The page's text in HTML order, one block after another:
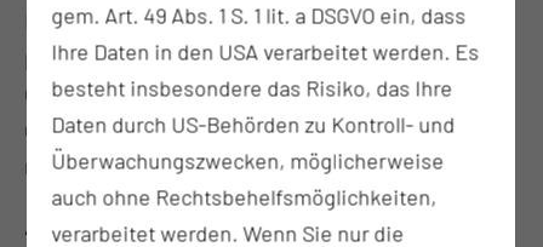
Funktion messen und kontrollieren. Als
professionelles, kardiologisches Pflegeteam
unterstützen wir diese Arbeit. Wir sind informiert
über Ihren Behandlungsplan und unterstützen Sie
mit patientenorientierter und aktivierender Pflege.
Am Herzen liegt uns ebenfalls unserer „beruflicher
gem. Art. 49 Abs. 1 S. 1 lit. a DSGVO ein, dass
Ihre Daten in den USA verarbeitet werden. Es
besteht insbesondere das Risiko, das Ihre
Daten durch US-Behörden zu Kontroll- und
Überwachungszwecken, möglicherweise
auch ohne Rechtsbehelfsmöglichkeiten,
verarbeitet werden. Wenn Sie nur die